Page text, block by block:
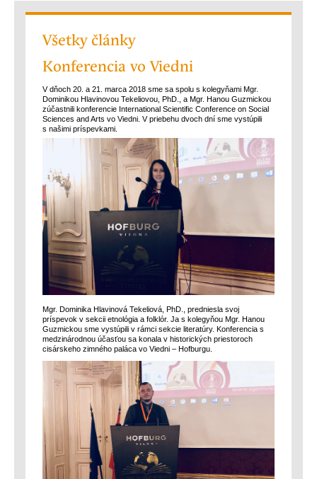
Všetky články
Konferencia vo Viedni
V dňoch 20. a 21. marca 2018 sme sa spolu s kolegyňami Mgr.
Dominikou Hlavinovou Tekeliovou, PhD., a Mgr. Hanou Guzmickou
zúčastnili konferencie International Scientific Conference on Social
Sciences and Arts vo Viedni. V priebehu dvoch dní sme vystúpili
s našimi príspevkami.
Mgr. Dominika Hlavinová Tekeliová, PhD., predniesla svoj
príspevok v sekcii etnológia a folklór. Ja s kolegyňou Mgr. Hanou
Guzmickou sme vystúpili v rámci sekcie literatúry. Konferencia s
medzinárodnou účasťou sa konala v historických priestoroch
cisárskeho zimného paláca vo Viedni – Hofburgu.